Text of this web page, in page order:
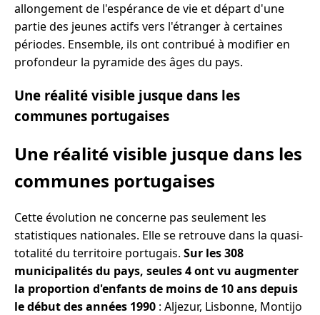
allongement de l'espérance de vie et départ d'une
partie des jeunes actifs vers l'étranger à certaines
périodes. Ensemble, ils ont contribué à modifier en
profondeur la pyramide des âges du pays.
Une réalité visible jusque dans les
communes portugaises
Une réalité visible jusque dans les
communes portugaises
Cette évolution ne concerne pas seulement les
statistiques nationales. Elle se retrouve dans la quasi-
totalité du territoire portugais. Sur les 308
municipalités du pays, seules 4 ont vu augmenter
la proportion d'enfants de moins de 10 ans depuis
le début des années 1990 : Aljezur, Lisbonne, Montijo